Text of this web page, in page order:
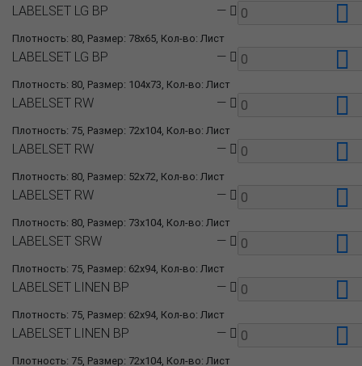
Плотность: 80, Размер: 78x65, Кол-во: Лист
LABELSET LG BP —
Плотность: 80, Размер: 104x73, Кол-во: Лист
LABELSET LG BP —
Плотность: 75, Размер: 72x104, Кол-во: Лист
LABELSET RW —
Плотность: 80, Размер: 52x72, Кол-во: Лист
LABELSET RW —
Плотность: 80, Размер: 73x104, Кол-во: Лист
LABELSET RW —
Плотность: 75, Размер: 62x94, Кол-во: Лист
LABELSET SRW —
Плотность: 75, Размер: 62x94, Кол-во: Лист
LABELSET LINEN BP —
Плотность: 75, Размер: 72x104, Кол-во: Лист
LABELSET LINEN BP —